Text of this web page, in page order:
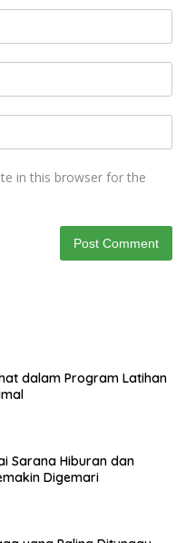
in this browser for the
dalam Program Latihan
Sarana Hiburan dan
Digemari